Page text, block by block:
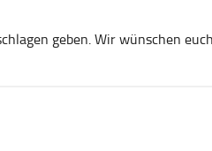
geben. Wir wünschen